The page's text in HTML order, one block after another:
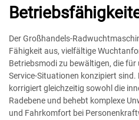
Der Großhandels-
Fähigkeit aus, vielfältige
Betriebsmodi zu bewältigen, die
Service-Situationen konzipiert
korrigiert gleichzeitig sowohl die
Radebene und behebt komplexe
und Fahrkomfort bei